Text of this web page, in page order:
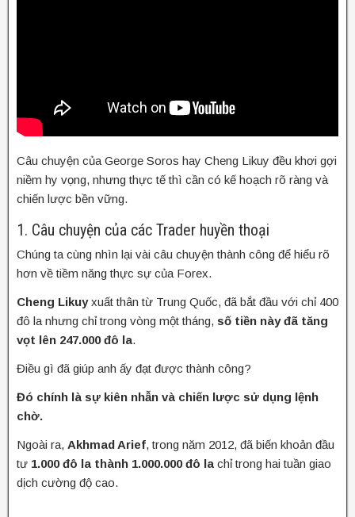
Câu chuyện của George Soros hay Cheng Likuy đều khơi gợi
niềm hy vọng, nhưng thực tế thì cần có kế hoạch rõ ràng và
chiến lược bền vững.
1. Câu chuyện của các Trader huyền thoại
Chúng ta cùng nhìn lại vài câu chuyện thành công để hiểu rõ
hơn về tiềm năng thực sự của Forex.
Cheng Likuyxuất thân từ Trung Quốc, đã bắt đầu với chỉ 400
đô la nhưng chỉ trong vòng một tháng, số tiền này đã tăng
vọt lên 247.000 đô la.
Điều gì đã giúp anh ấy đạt được thành công?
Đó chính là sự kiên nhẫn và chiến lược sử dụng lệnh
chờ.
Ngoài ra, Akhmad Arief, trong năm 2012, đã biến khoản đầu
tư 1.000 đô la thành 1.000.000 đô la chỉ trong hai tuần giao
dịch cường độ cao.